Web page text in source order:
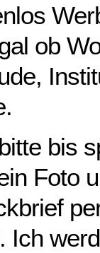
ob
bis
Foto
Ich